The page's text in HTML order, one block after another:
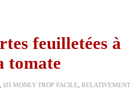
feuilletées à
tomate
IZI MONEY TROP FACILE, RELATIVEMENT